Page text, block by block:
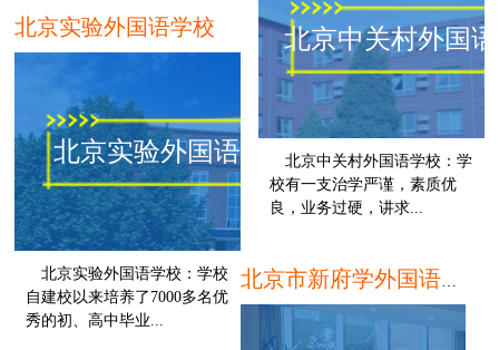
北京中关村外国
北京中关村外国语学校：学
校有一支治学严谨，素质优
良，业务过硬，讲求...
北京实验外国语学校
北京实验外国语学校
北京实验外国语学校：学校
自建校以来培养了7000多名优
秀的初、高中毕业...
北京市新府学外国语学校